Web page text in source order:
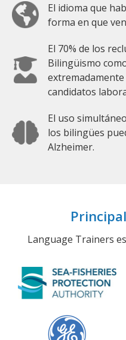
El idioma que
forma en que
El 70% de los
Bilingüismo
candidatos
El uso
los bilingües
Alzheimer.
Language Trainers